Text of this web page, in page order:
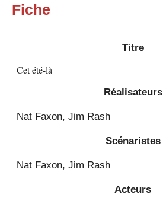
Fiche
Titre
Cet été-là
Réalisateurs
Nat Faxon, Jim Rash
Scénaristes
Nat Faxon, Jim Rash
Acteurs